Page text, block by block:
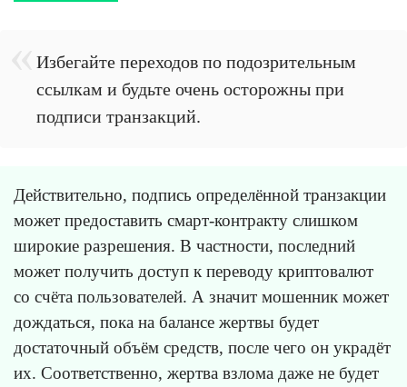
Избегайте переходов по подозрительным
ссылкам и будьте очень осторожны при
подписи транзакций.
Действительно, подпись определённой транзакции
может предоставить смарт-контракту слишком
широкие разрешения. В частности, последний
может получить доступ к переводу криптовалют
со счёта пользователей. А значит мошенник может
дождаться, пока на балансе жертвы будет
достаточный объём средств, после чего он украдёт
их. Соответственно, жертва взлома даже не будет